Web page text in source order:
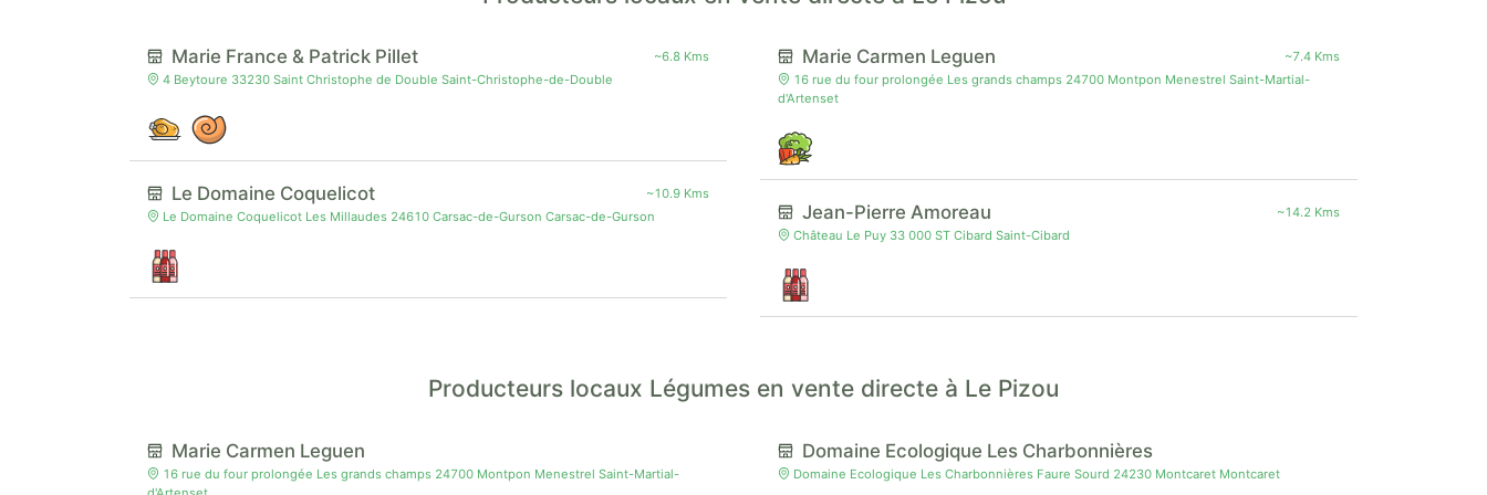
Marie France & Patrick Pillet
~6.8 Kms
4 Beytoure 33230 Saint Christophe de Double Saint-Christophe-de-Double
Le Domaine Coquelicot
~10.9 Kms
Le Domaine Coquelicot Les Millaudes 24610 Carsac-de-Gurson Carsac-de-Gurson
Marie Carmen Leguen
~7.4 Kms
16 rue du four prolongée Les grands champs 24700 Montpon Menestrel Saint-Martial-
d'Artenset
Jean-Pierre Amoreau
~14.2 Kms
Château Le Puy 33 000 ST Cibard Saint-Cibard
Producteurs locaux Légumes en vente directe à Le Pizou
Marie Carmen Leguen
16 rue du four prolongée Les grands champs 24700 Montpon Menestrel Saint-Martial-
Domaine Ecologique Les Charbonnières
Domaine Ecologique Les Charbonnières Faure Sourd 24230 Montcaret Montcaret